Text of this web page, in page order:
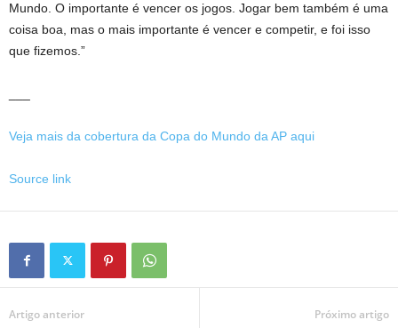
Mundo. O importante é vencer os jogos. Jogar bem também é uma
coisa boa, mas o mais importante é vencer e competir, e foi isso
que fizemos.”
Veja mais da cobertura da Copa do Mundo da AP aqui
Source link
Artigo anterior Próximo artigo